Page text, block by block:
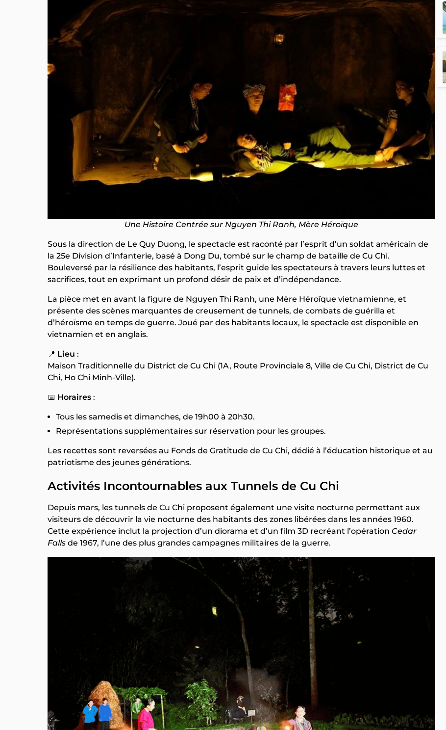
Une Histoire Centrée sur Nguyen Thi Ranh, Mère Héroïque
Sous la direction de Le Quy Duong, le spectacle est raconté par l’esprit d’un soldat américain de
la 25e Division d’Infanterie, basé à Dong Du, tombé sur le champ de bataille de Cu Chi.
Bouleversé par la résilience des habitants, l’esprit guide les spectateurs à travers leurs luttes et
sacrifices, tout en exprimant un profond désir de paix et d’indépendance.
La pièce met en avant la figure de Nguyen Thi Ranh, une Mère Héroïque vietnamienne, et
présente des scènes marquantes de creusement de tunnels, de combats de guérilla et
d’héroïsme en temps de guerre. Joué par des habitants locaux, le spectacle est disponible en
vietnamien et en anglais.
📍 Lieu :
Maison Traditionnelle du District de Cu Chi (1A, Route Provinciale 8, Ville de Cu Chi, District de Cu
Chi, Ho Chi Minh-Ville).
📅 Horaires :
Tous les samedis et dimanches, de 19h00 à 20h30.
Représentations supplémentaires sur réservation pour les groupes.
Les recettes sont reversées au Fonds de Gratitude de Cu Chi, dédié à l’éducation historique et au
patriotisme des jeunes générations.
Activités Incontournables aux Tunnels de Cu Chi
Depuis mars, les tunnels de Cu Chi proposent également une visite nocturne permettant aux
visiteurs de découvrir la vie nocturne des habitants des zones libérées dans les années 1960.
Cette expérience inclut la projection d’un diorama et d’un film 3D recréant l’opération Cedar
Falls de 1967, l’une des plus grandes campagnes militaires de la guerre.